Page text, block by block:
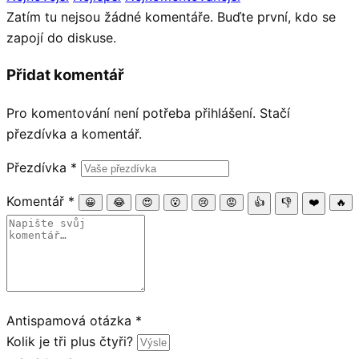
Zatím tu nejsou žádné komentáře. Buďte první, kdo se
zapojí do diskuse.
Přidat komentář
Pro komentování není potřeba přihlášení. Stačí
přezdívka a komentář.
Přezdívka *
Komentář * 😀 😂 😍 😮 😢 😡 👍 👎 ❤️ 🔥
Antispamová otázka *
Kolik je tři plus čtyři?